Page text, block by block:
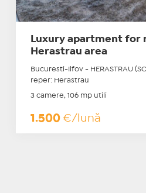
Luxury apartment for
Herastrau area
Bucuresti-Ilfov - HERASTRAU
reper: Herastrau
3 camere, 106 mp utili
1.500 €/lună